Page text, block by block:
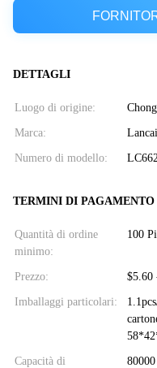
DETTAGLI
Luogo di origine:
Marca: Lancai
Numero di modello:
TERMINI DI PAGAMENTO
Quantità di ordine
minimo:
100
Prezzo: $5.60
Imballaggi particolari:
Capacità di